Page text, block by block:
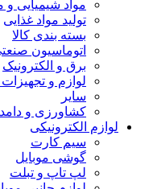
مواد شیمیایی و
تولید مواد غذایی
بسته بندی کالا
اتوماسیون
برق و الکترونیک
لوازم و
سایر
کشاورزی و
لوازم الکترونیکی
سیم کارت
گوشی موبایل
لپ تاپ و تبلت